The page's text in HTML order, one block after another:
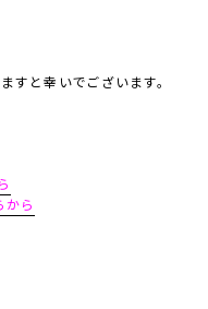
すと幸いでございます。
から